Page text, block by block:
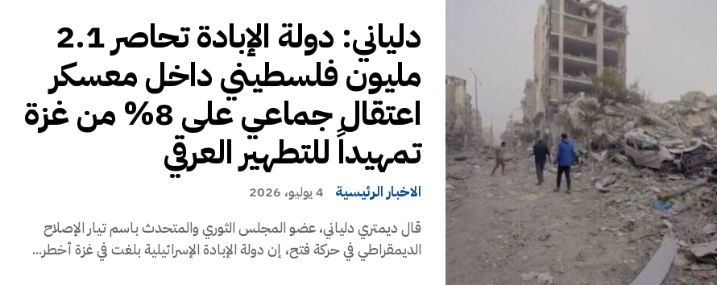
دلياني: دولة الإبادة تحاصر 2.1
مليون فلسطيني داخل معسكر
اعتقال جماعي على 8% من غزة
تمهيداً للتطهير العرقي
الاخبار الرئيسية 4 يوليو، 2026
قال ديمتري دلياني، عضو المجلس الثوري والمتحدث باسم تيار الإصلاح
الديمقراطي في حركة فتح، إن دولة الإبادة الإسرائيلية بلغت في غزة أخطر...